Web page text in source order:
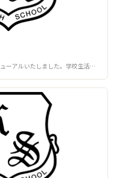
ーアルいたしました。学校生活…